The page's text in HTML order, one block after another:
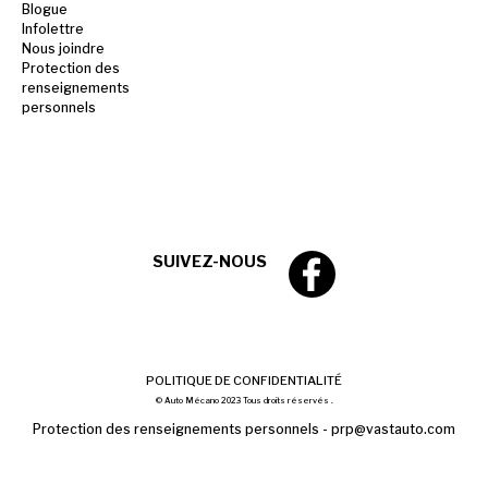
Blogue
Infolettre
Nous joindre
Protection des
renseignements
personnels
SUIVEZ-NOUS
POLITIQUE DE CONFIDENTIALITÉ
© Auto Mécano 2023 Tous droits réservés .
Protection des renseignements personnels - prp@vastauto.com